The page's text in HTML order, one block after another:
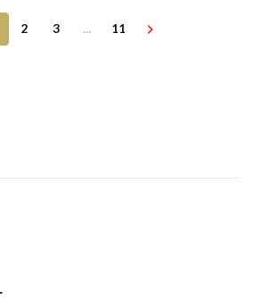
2 3 ... 11